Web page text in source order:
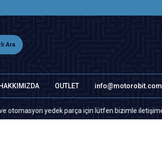
Ara
HAKKIMIZDA OUTLET info@motorobit.com
yedek parça için lütfen bizimle iletişime geçiniz.